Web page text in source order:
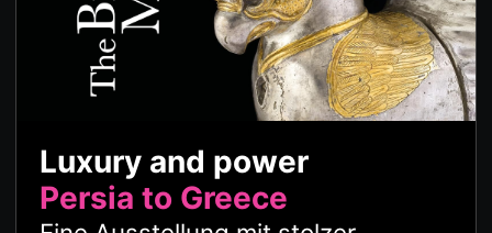
Luxury and power
Persia to Greece